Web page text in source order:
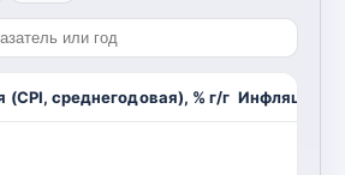
среднегодовая), % г/г Инфляция